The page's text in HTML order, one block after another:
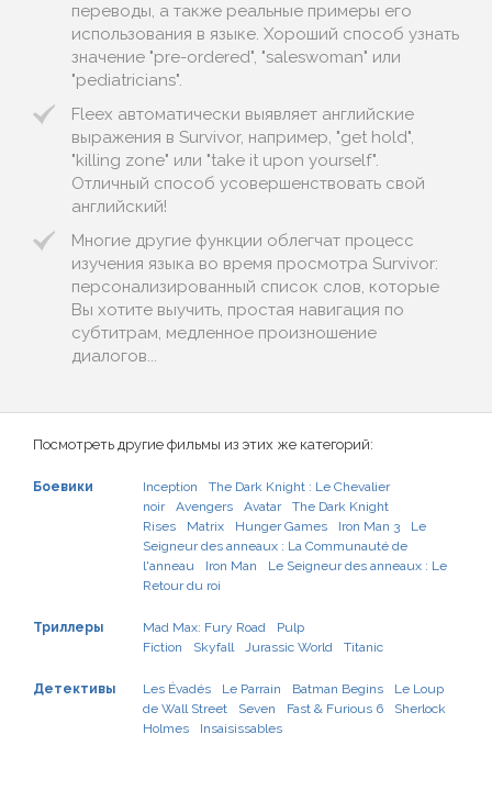
переводы, а также реальные примеры его
использования в языке. Хороший способ узнать
значение "pre-ordered", "saleswoman" или
"pediatricians".
Fleex автоматически выявляет английские
выражения в Survivor, например, "get hold",
"killing zone" или "take it upon yourself".
Отличный способ усовершенствовать свой
английский!
Многие другие функции облегчат процесс
изучения языка во время просмотра Survivor:
персонализированный список слов, которые
Вы хотите выучить, простая навигация по
субтитрам, медленное произношение
диалогов...
Посмотреть другие фильмы из этих же категорий:
Боевики Inception
The Dark Knight : Le Chevalier
noir
Avengers Avatar
The Dark Knight
Rises
Matrix Hunger Games Iron Man 3
Le
Seigneur des anneaux : La Communauté de
l'anneau
Iron Man
Le Seigneur des anneaux : Le
Retour du roi
Триллеры Mad Max: Fury Road
Pulp
Fiction
Skyfall Jurassic World Titanic
Детективы Les Évadés Le Parrain Batman Begins
Le Loup
de Wall Street
Seven Fast & Furious 6
Sherlock
Holmes
Insaisissables